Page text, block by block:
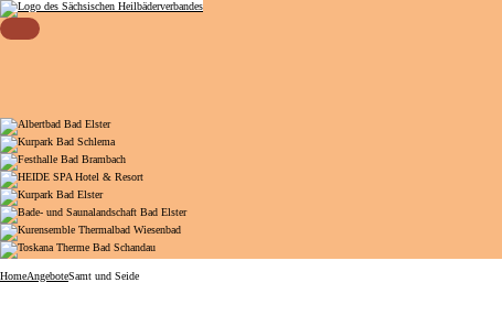
Sächsischer Heilbäderverband
Menü öffnen
HomeAngeboteSamt und Seide